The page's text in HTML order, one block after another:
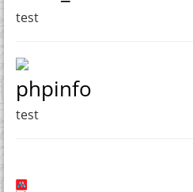
test
phpinfo
test